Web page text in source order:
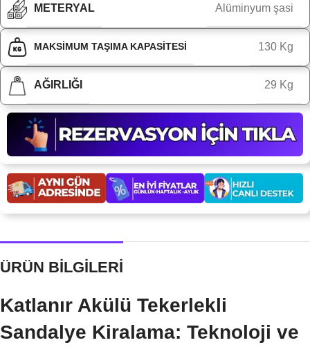
METERYAL Alüminyum şasi
MAKSIMUM TAŞIMA KAPASITESI 130 Kg
AĞIRLIĞI 29 Kg
ÜRÜN BİLGİLERİ
Katlanır Akülü Tekerlekli
Sandalye Kiralama: Teknoloji ve